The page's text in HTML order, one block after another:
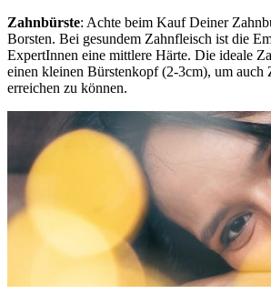
Zahnbürste: Achte beim Kauf Deiner
Borsten. Bei gesundem Zahnfleisch ist die
ExpertInnen eine mittlere Härte. Die ideale
einen kleinen Bürstenkopf (2-3cm), um auch
erreichen zu können.